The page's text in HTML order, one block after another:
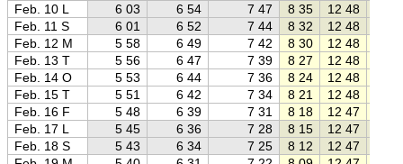
Feb. 10 L
6 03 6 54 7 47 8 35 12 48
Feb. 11 S
6 01 6 52 7 44 8 32 12 48
Feb. 12 M
5 58 6 49 7 42 8 30 12 48
Feb. 13 T
5 56 6 47 7 39 8 27 12 48
Feb. 14 O
5 53 6 44 7 36 8 24 12 48
Feb. 15 T
5 51 6 42 7 34 8 21 12 48
Feb. 16 F
5 48 6 39 7 31 8 18 12 47
Feb. 17 L
5 45 6 36 7 28 8 15 12 47
Feb. 18 S
5 43 6 34 7 25 8 12 12 47